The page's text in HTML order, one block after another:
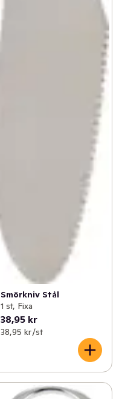
Smörkniv Stål
1 st, Fixa
38,95 kr
38,95 kr /st